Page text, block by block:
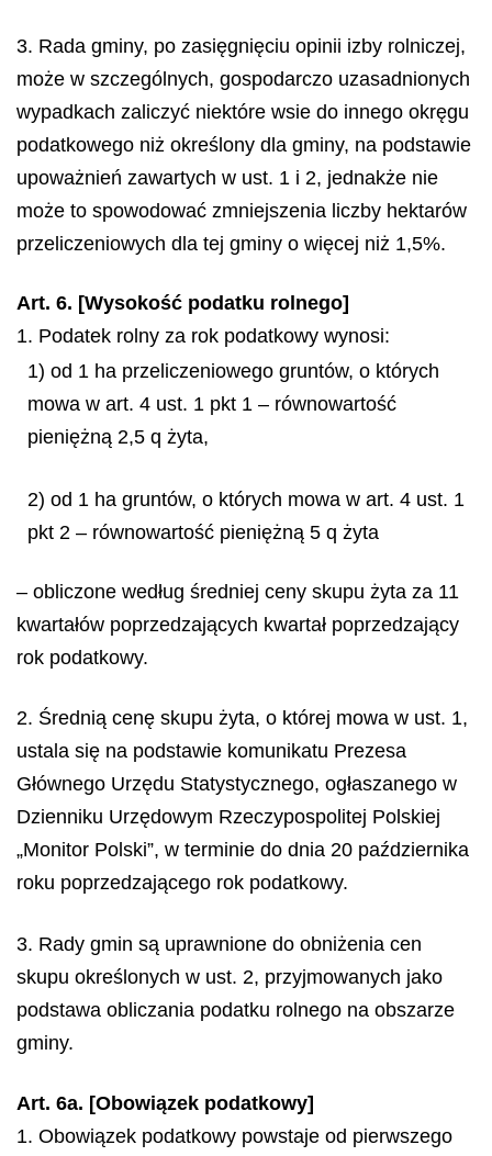
3. Rada gminy, po zasięgnięciu opinii izby rolniczej,
może w szczególnych, gospodarczo uzasadnionych
wypadkach zaliczyć niektóre wsie do innego okręgu
podatkowego niż określony dla gminy, na podstawie
upoważnień zawartych w ust. 1 i 2, jednakże nie
może to spowodować zmniejszenia liczby hektarów
przeliczeniowych dla tej gminy o więcej niż 1,5%.
Art. 6. [Wysokość podatku rolnego]
1. Podatek rolny za rok podatkowy wynosi:
1) od 1 ha przeliczeniowego gruntów, o których
mowa w art. 4 ust. 1 pkt 1 – równowartość
pieniężną 2,5 q żyta,
2) od 1 ha gruntów, o których mowa w art. 4 ust. 1
pkt 2 – równowartość pieniężną 5 q żyta
– obliczone według średniej ceny skupu żyta za 11
kwartałów poprzedzających kwartał poprzedzający
rok podatkowy.
2. Średnią cenę skupu żyta, o której mowa w ust. 1,
ustala się na podstawie komunikatu Prezesa
Głównego Urzędu Statystycznego, ogłaszanego w
Dzienniku Urzędowym Rzeczypospolitej Polskiej
„Monitor Polski”, w terminie do dnia 20 października
roku poprzedzającego rok podatkowy.
3. Rady gmin są uprawnione do obniżenia cen
skupu określonych w ust. 2, przyjmowanych jako
podstawa obliczania podatku rolnego na obszarze
gminy.
Art. 6a. [Obowiązek podatkowy]
1. Obowiązek podatkowy powstaje od pierwszego